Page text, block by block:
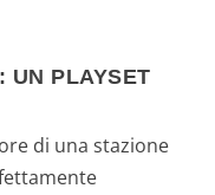
UN PLAYSET
di una stazione